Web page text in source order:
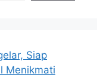
Siap
Menikmati